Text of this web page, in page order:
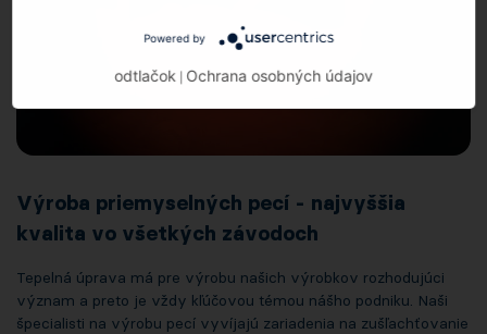
Výroba priemyselných pecí - najvyššia
kvalita vo všetkých závodoch
Tepelná úprava má pre výrobu našich výrobkov rozhodujúci
význam a preto je vždy kľúčovou témou nášho podniku. Naši
špecialisti na výrobu pecí vyvíjajú zariadenia na zušľachťovanie
Powered by
odtlačok Ochrana osobných údajov